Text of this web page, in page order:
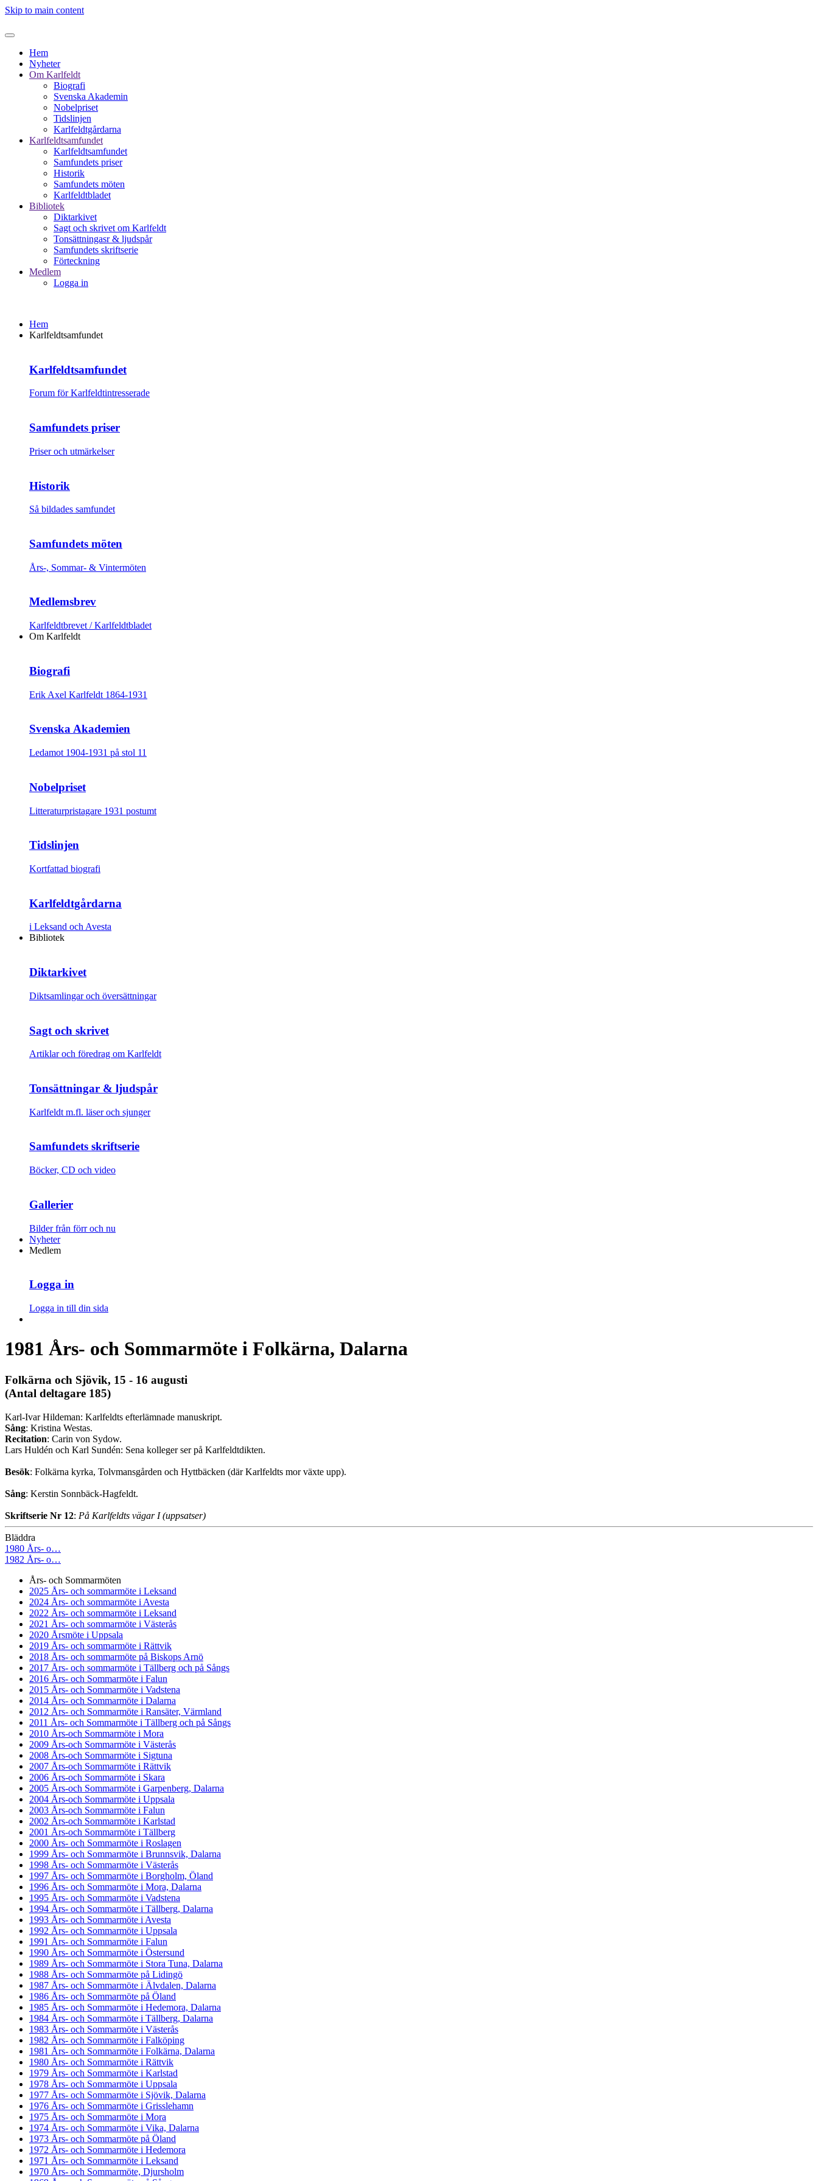
Skip to main content
Hem
Nyheter
Om Karlfeldt
Biografi
Svenska Akademin
Nobelpriset
Tidslinjen
Karlfeldtgårdarna
Karlfeldtsamfundet
Karlfeldtsamfundet
Samfundets priser
Historik
Samfundets möten
Karlfeldtbladet
Bibliotek
Diktarkivet
Sagt och skrivet om Karlfeldt
Tonsättningasr & ljudspår
Samfundets skriftserie
Förteckning
Medlem
Logga in
Hem
Karlfeldtsamfundet
Karlfeldtsamfundet
Forum för Karlfeldtintresserade
Samfundets priser
Priser och utmärkelser
Historik
Så bildades samfundet
Samfundets möten
Års-, Sommar- & Vintermöten
Medlemsbrev
Karlfeldtbrevet / Karlfeldtbladet
Om Karlfeldt
Biografi
Erik Axel Karlfeldt 1864-1931
Svenska Akademien
Ledamot 1904-1931 på stol 11
Nobelpriset
Litteraturpristagare 1931 postumt
Tidslinjen
Kortfattad biografi
Karlfeldtgårdarna
i Leksand och Avesta
Bibliotek
Diktarkivet
Diktsamlingar och översättningar
Sagt och skrivet
Artiklar och föredrag om Karlfeldt
Tonsättningar & ljudspår
Karlfeldt m.fl. läser och sjunger
Samfundets skriftserie
Böcker, CD och video
Gallerier
Bilder från förr och nu
Nyheter
Medlem
Logga in
Logga in till din sida
1981 Års- och Sommarmöte i Folkärna, Dalarna
Folkärna och Sjövik, 15 - 16 augusti
(Antal deltagare 185)
Karl-Ivar Hildeman: Karlfeldts efterlämnade manuskript.
Sång: Kristina Westas.
Recitation: Carin von Sydow.
Lars Huldén och Karl Sundén: Sena kolleger ser på Karlfeldtdikten.
Besök: Folkärna kyrka, Tolvmansgården och Hyttbäcken (där Karlfeldts mor växte upp).
Sång: Kerstin Sonnbäck-Hagfeldt.
Skriftserie Nr 12: På Karlfeldts vägar I (uppsatser)
Bläddra
1980 Års- o…
1982 Års- o…
Års- och Sommarmöten
2025 Års- och sommarmöte i Leksand
2024 Års- och sommarmöte i Avesta
2022 Års- och sommarmöte i Leksand
2021 Års- och sommarmöte i Västerås
2020 Årsmöte i Uppsala
2019 Års- och sommarmöte i Rättvik
2018 Års- och sommarmöte på Biskops Arnö
2017 Års- och sommarmöte i Tällberg och på Sångs
2016 Års- och Sommarmöte i Falun
2015 Års- och Sommarmöte i Vadstena
2014 Års- och Sommarmöte i Dalarna
2012 Års- och Sommarmöte i Ransäter, Värmland
2011 Års- och Sommarmöte i Tällberg och på Sångs
2010 Års-och Sommarmöte i Mora
2009 Års-och Sommarmöte i Västerås
2008 Års-och Sommarmöte i Sigtuna
2007 Års-och Sommarmöte i Rättvik
2006 Års-och Sommarmöte i Skara
2005 Års-och Sommarmöte i Garpenberg, Dalarna
2004 Års-och Sommarmöte i Uppsala
2003 Års-och Sommarmöte i Falun
2002 Års-och Sommarmöte i Karlstad
2001 Års-och Sommarmöte i Tällberg
2000 Års- och Sommarmöte i Roslagen
1999 Års- och Sommarmöte i Brunnsvik, Dalarna
1998 Års- och Sommarmöte i Västerås
1997 Års- och Sommarmöte i Borgholm, Öland
1996 Års- och Sommarmöte i Mora, Dalarna
1995 Års- och Sommarmöte i Vadstena
1994 Års- och Sommarmöte i Tällberg, Dalarna
1993 Års- och Sommarmöte i Avesta
1992 Års- och Sommarmöte i Uppsala
1991 Års- och Sommarmöte i Falun
1990 Års- och Sommarmöte i Östersund
1989 Års- och Sommarmöte i Stora Tuna, Dalarna
1988 Års- och Sommarmöte på Lidingö
1987 Års- och Sommarmöte i Älvdalen, Dalarna
1986 Års- och Sommarmöte på Öland
1985 Års- och Sommarmöte i Hedemora, Dalarna
1984 Års- och Sommarmöte i Tällberg, Dalarna
1983 Års- och Sommarmöte i Västerås
1982 Års- och Sommarmöte i Falköping
1981 Års- och Sommarmöte i Folkärna, Dalarna
1980 Års- och Sommarmöte i Rättvik
1979 Års- och Sommarmöte i Karlstad
1978 Års- och Sommarmöte i Uppsala
1977 Års- och Sommarmöte i Sjövik, Dalarna
1976 Års- och Sommarmöte i Grisslehamn
1975 Års- och Sommarmöte i Mora
1974 Års- och Sommarmöte i Vika, Dalarna
1973 Års- och Sommarmöte på Öland
1972 Års- och Sommarmöte i Hedemora
1971 Års- och Sommarmöte i Leksand
1970 Års- och Sommarmöte, Djursholm